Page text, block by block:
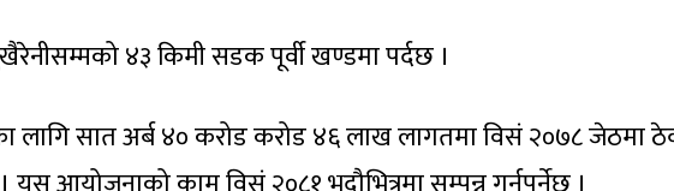
४३ किमी सडक पूर्वी खण्डमा पर्दछ ।
लागि सात अर्ब ४० करोड करोड ४६ लाख लागतमा विसं २०७८ जेठमा